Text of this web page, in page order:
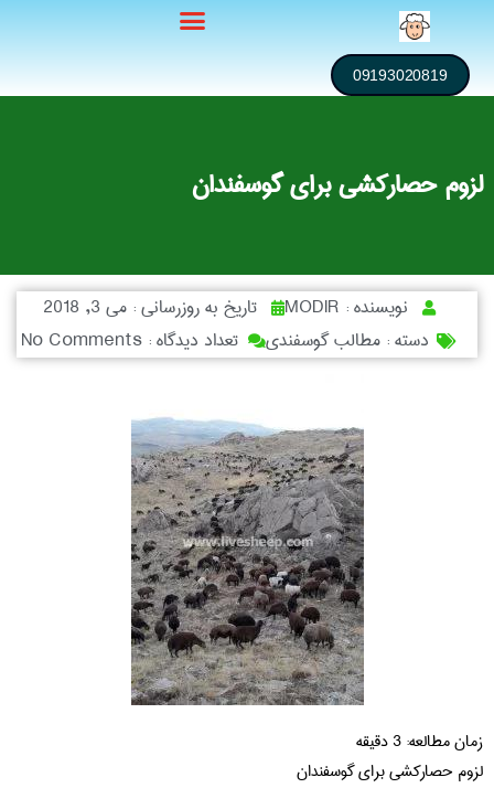
09193020819
لزوم حصارکشی برای گوسفندان
نویسنده : تاریخ به روزرسانی :می 3, 2018
دسته : مطالب گوسفندی تعداد دیدگاه : No Comments
زمان مطالعه:3دقیقه
لزوم حصارکشی برای گوسفندان